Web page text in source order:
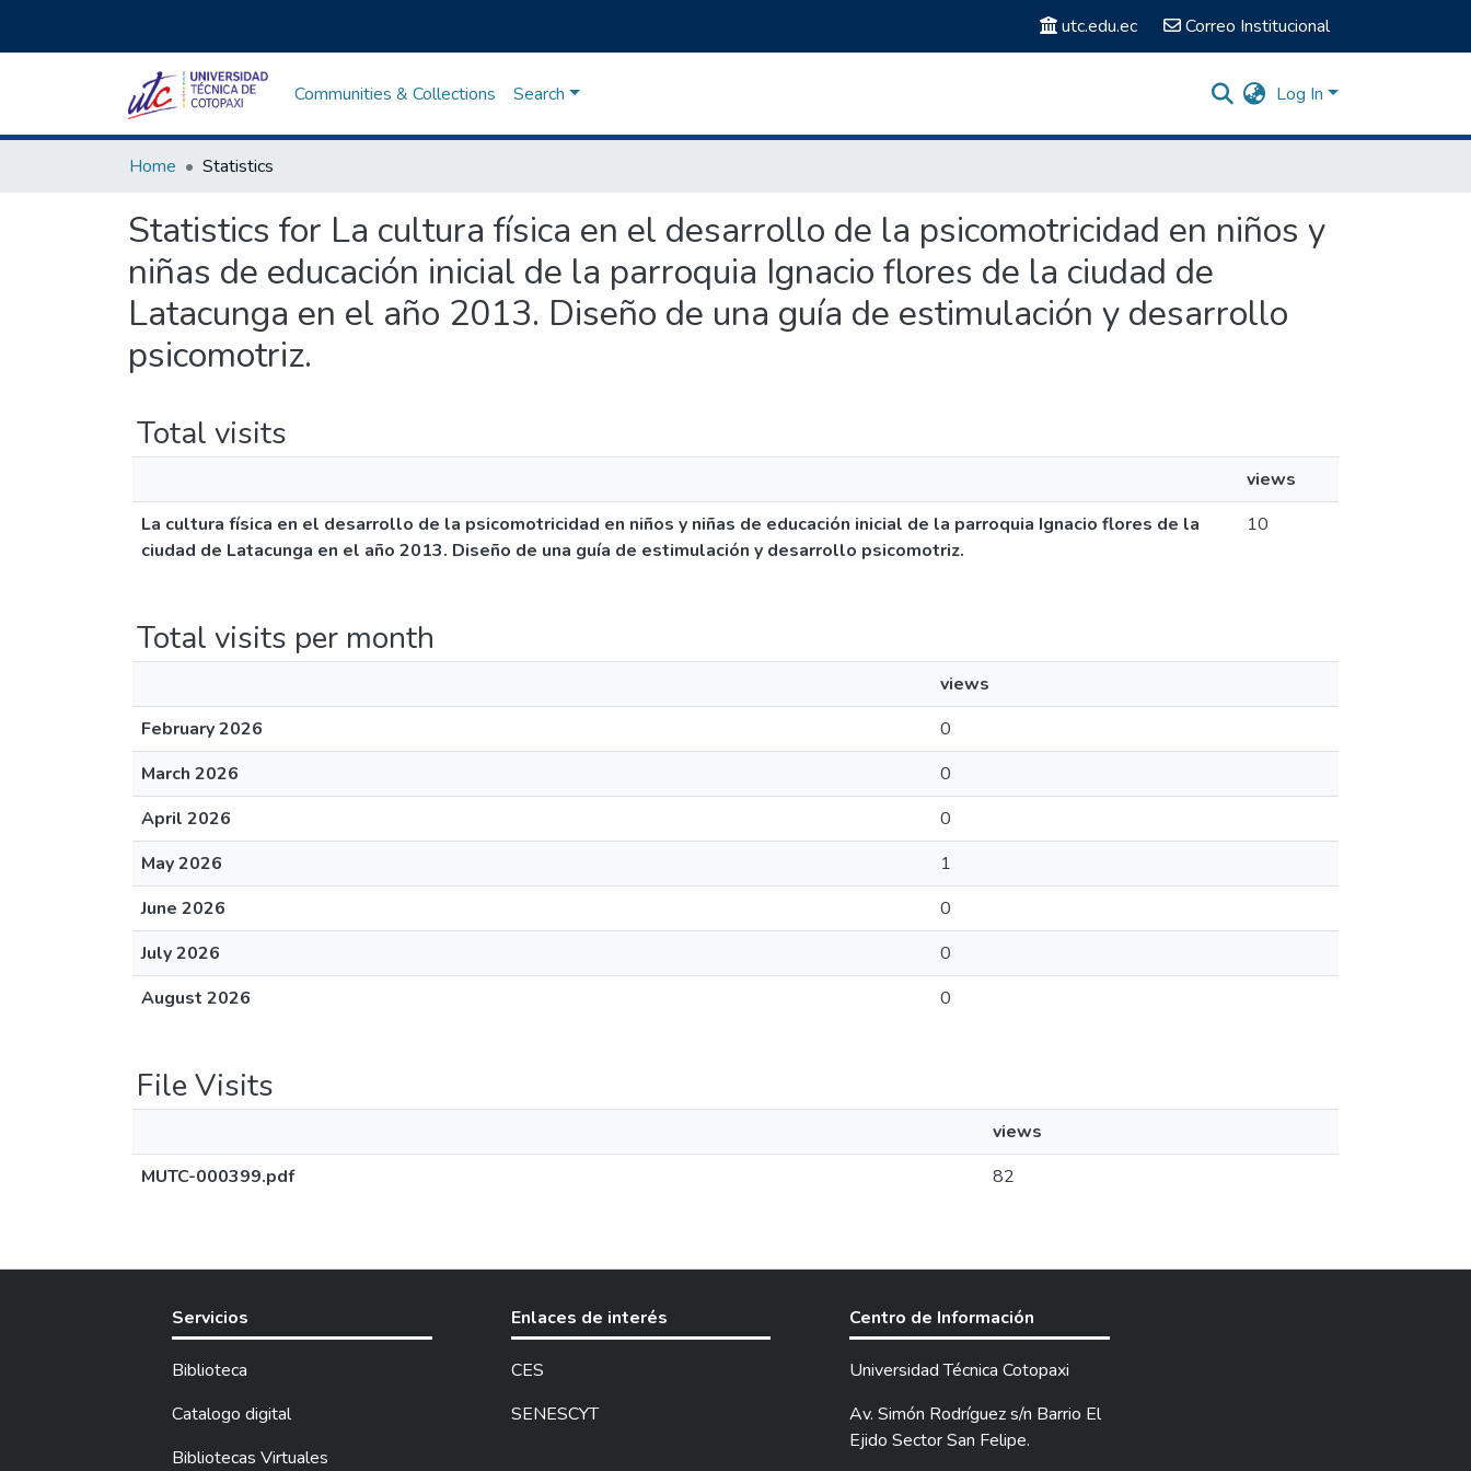
utc.edu.ec Correo Institucional
Communities & Collections Search Log In
Home Statistics
Statistics for La cultura física en el desarrollo de la psicomotricidad en niños y
niñas de educación inicial de la parroquia Ignacio flores de la ciudad de
Latacunga en el año 2013. Diseño de una guía de estimulación y desarrollo
psicomotriz.
Total visits
views
La cultura física en el desarrollo de la psicomotricidad en niños y niñas de educación inicial de la parroquia Ignacio flores de la
ciudad de Latacunga en el año 2013. Diseño de una guía de estimulación y desarrollo psicomotriz.
10
Total visits per month
views
February 2026
0
March 2026
0
April 2026
0
May 2026
1
June 2026
0
July 2026
0
August 2026
0
File Visits
views
MUTC-000399.pdf
82
Servicios
Biblioteca
Catalogo digital
Bibliotecas Virtuales
Enlaces de interés
CES
SENESCYT
Centro de Información
Universidad Técnica Cotopaxi
Av. Simón Rodríguez s/n Barrio El
Ejido Sector San Felipe.